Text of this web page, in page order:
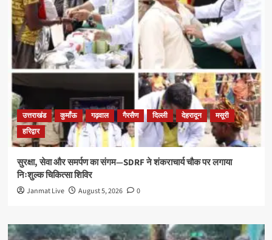
उत्तराखंड कुमाँऊ गढ़वाल गैरसैण दिल्ली देहरादून
मसूरी
हरिद्वार
सुरक्षा, सेवा और समर्पण का संगम—SDRF ने शंकराचार्य चौक पर लगाया
निःशुल्क चिकित्सा शिविर
Janmat Live August 5, 2026 0